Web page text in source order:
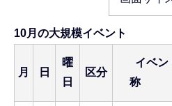
10月の大規模イベント
月 日
曜
日
区分
イベン